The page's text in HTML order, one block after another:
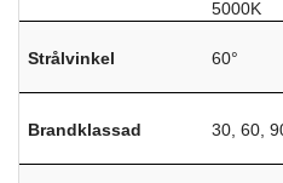
5000K
Strålvinkel 60°
Brandklassad 30, 60,